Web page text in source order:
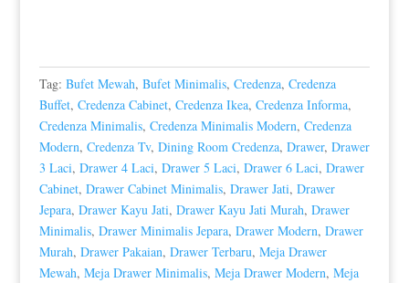
Tag: Bufet Mewah, Bufet Minimalis, Credenza, Credenza
Buffet, Credenza Cabinet, Credenza Ikea, Credenza Informa,
Credenza Minimalis, Credenza Minimalis Modern, Credenza
Modern, Credenza Tv, Dining Room Credenza, Drawer, Drawer
3 Laci, Drawer 4 Laci, Drawer 5 Laci, Drawer 6 Laci, Drawer
Cabinet, Drawer Cabinet Minimalis, Drawer Jati, Drawer
Jepara, Drawer Kayu Jati, Drawer Kayu Jati Murah, Drawer
Minimalis, Drawer Minimalis Jepara, Drawer Modern, Drawer
Murah, Drawer Pakaian, Drawer Terbaru, Meja Drawer
Mewah, Meja Drawer Minimalis, Meja Drawer Modern, Meja